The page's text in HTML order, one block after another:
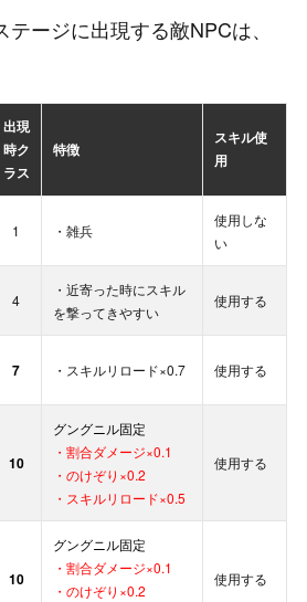
崩壊グラフレア」が覚醒段階
がドロップするイベントポイントに加
ージに出現する敵NPCは、
出現
時ク
ラス
特徴
スキル使
用
1 ・雑兵
使用しな
い
4
・近寄った時にスキル
を撃ってきやすい
使用する
7 ・スキルリロード×0.7 使用する
10
グングニル固定
・割合ダメージ×0.1
・のけぞり×0.2
・スキルリロード×0.5
使用する
10
グングニル固定
・割合ダメージ×0.1
・のけぞり×0.2
使用する